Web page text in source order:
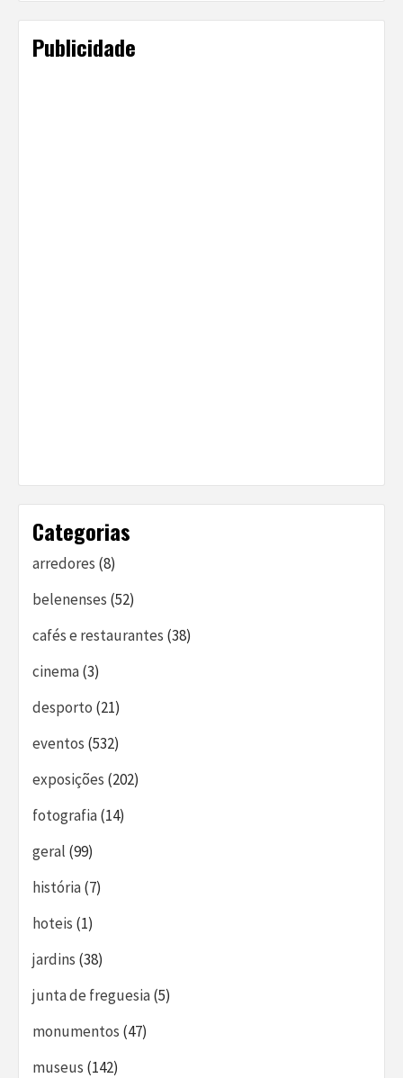
Publicidade
Categorias
arredores (8)
belenenses (52)
cafés e restaurantes (38)
cinema(3)
desporto (21)
eventos (532)
exposições (202)
fotografia(14)
geral (99)
história(7)
hoteis (1)
jardins (38)
junta de freguesia(5)
monumentos (47)
museus (142)